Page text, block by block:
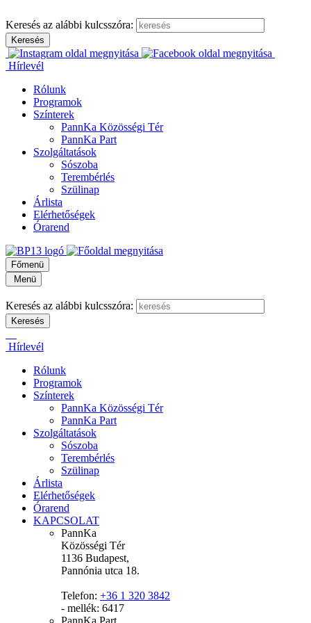
Keresés az alábbi kulcsszóra:
Hírlevél
Rólunk
Programok
Színterek
PannKa Közösségi Tér
PannKa Part
Szolgáltatások
Sószoba
Terembérlés
Szülinap
Árlista
Elérhetőségek
Órarend
Főmenü
Menü
Keresés az alábbi kulcsszóra:
Hírlevél
Rólunk
Programok
Színterek
PannKa Közösségi Tér
PannKa Part
Szolgáltatások
Sószoba
Terembérlés
Szülinap
Árlista
Elérhetőségek
Órarend
KAPCSOLAT
PannKa
Közösségi Tér
1136 Budapest,
Pannónia utca 18.
Telefon: +36 1 320 3842
- mellék: 6417
PannKa Part